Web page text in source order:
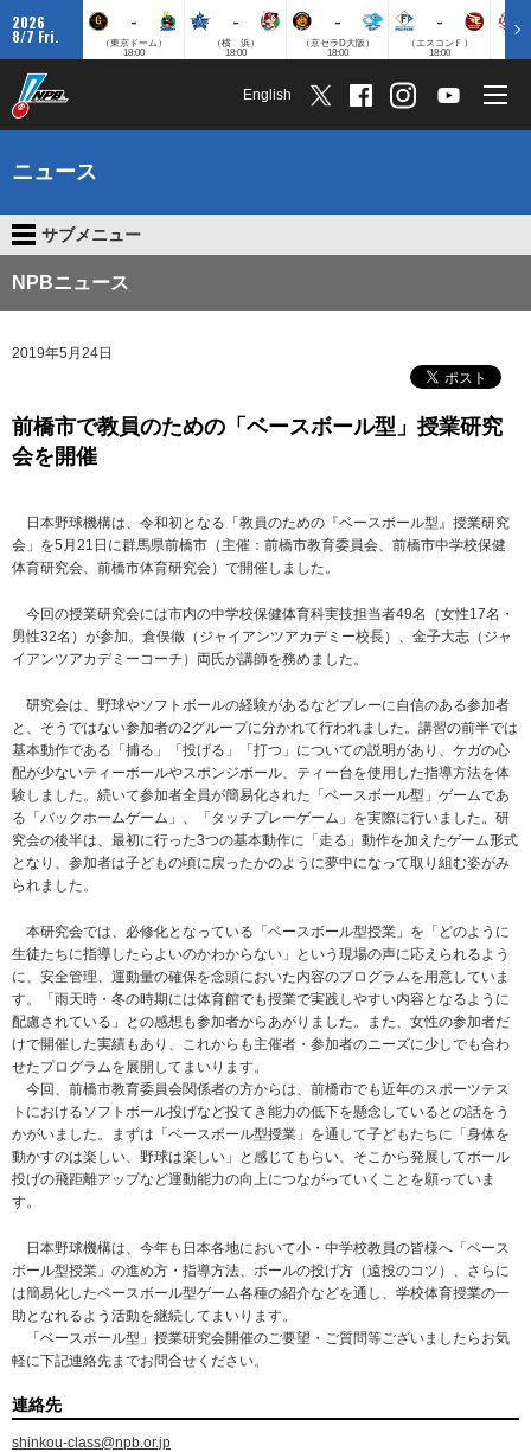
2026
8/7 Fri.
-
（東京ドーム）
18:00
-
（横 浜）
18:00
-
（京セラD大阪）
18:00
-
（エスコンＦ）
18:00
English
ニュース
サブメニュー
NPBニュース
2019年5月24日
前橋市で教員のための「ベースボール型」授業研究
会を開催
日本野球機構は、令和初となる「教員のための『ベースボール型』授業研究
会」を5月21日に群馬県前橋市（主催：前橋市教育委員会、前橋市中学校保健
体育研究会、前橋市体育研究会）で開催しました。
今回の授業研究会には市内の中学校保健体育科実技担当者49名（女性17名・
男性32名）が参加。倉俣徹（ジャイアンツアカデミー校長）、金子大志（ジャ
イアンツアカデミーコーチ）両氏が講師を務めました。
研究会は、野球やソフトボールの経験があるなどプレーに自信のある参加者
と、そうではない参加者の2グループに分かれて行われました。講習の前半では
基本動作である「捕る」「投げる」「打つ」についての説明があり、ケガの心
配が少ないティーボールやスポンジボール、ティー台を使用した指導方法を体
験しました。続いて参加者全員が簡易化された「ベースボール型」ゲームであ
る「バックホームゲーム」、「タッチプレーゲーム」を実際に行いました。研
究会の後半は、最初に行った3つの基本動作に「走る」動作を加えたゲーム形式
となり、参加者は子どもの頃に戻ったかのように夢中になって取り組む姿がみ
られました。
本研究会では、必修化となっている「ベースボール型授業」を「どのように
生徒たちに指導したらよいのかわからない」という現場の声に応えられるよう
に、安全管理、運動量の確保を念頭においた内容のプログラムを用意していま
す。「雨天時・冬の時期には体育館でも授業で実践しやすい内容となるように
配慮されている」との感想も参加者からあがりました。また、女性の参加者だ
けで開催した実績もあり、これからも主催者・参加者のニーズに少しでも合わ
せたプログラムを展開してまいります。
今回、前橋市教育委員会関係者の方からは、前橋市でも近年のスポーツテス
トにおけるソフトボール投げなど投てき能力の低下を懸念しているとの話をう
かがいました。まずは「ベースボール型授業」を通して子どもたちに「身体を
動かすのは楽しい、野球は楽しい」と感じてもらい、そこから発展してボール
投げの飛距離アップなど運動能力の向上につながっていくことを願っていま
す。
日本野球機構は、今年も日本各地において小・中学校教員の皆様へ「ベース
ボール型授業」の進め方・指導方法、ボールの投げ方（遠投のコツ）、さらに
は簡易化したベースボール型ゲーム各種の紹介などを通し、学校体育授業の一
助となれるよう活動を継続してまいります。
「ベースボール型」授業研究会開催のご要望・ご質問等ございましたらお気
軽に下記連絡先までお問合せください。
連絡先
shinkou-class@npb.or.jp